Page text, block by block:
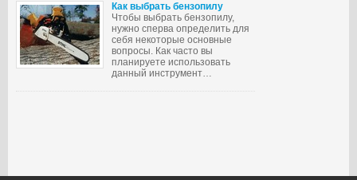
Как выбрать бензопилу
Чтобы выбрать бензопилу,
нужно сперва определить для
себя некоторые основные
вопросы. Как часто вы
планируете использовать
данный инструмент…